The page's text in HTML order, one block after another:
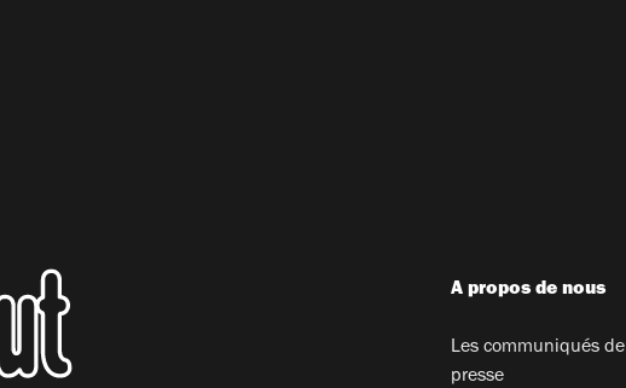
A propos de nous
Les communiqués de
presse